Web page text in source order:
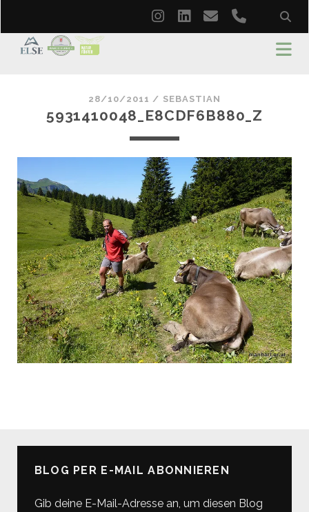
instagram
linkedin
emailphone
28/10/2011 / SEBASTIAN
5931410048_E8CDF6B880_Z
BLOG PER E-MAIL ABONNIEREN
Gib deine E-Mail-Adresse an, um diesen Blog